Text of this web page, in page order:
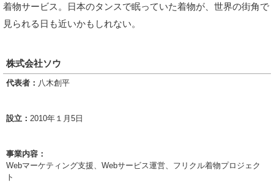
着物サービス。日本のタンスで眠っていた着物が、世界の街角で
見られる日も近いかもしれない。
株式会社ソウ
代表者： 八木創平
設立： 2010年１月5日
事業内容：
Webマーケティング支援、Webサービス運営、フリクル着物プロジェク
ト